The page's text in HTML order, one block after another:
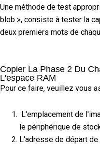
Une méthode de test
blob », consiste à tester la
deux premiers mots de
Copier La Phase 2 Du
L'espace RAM
Pour ce faire, veuillez vous
L'emplacement de
le périphérique de
L'adresse de départ